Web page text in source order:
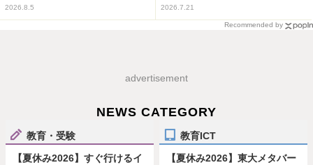
2026.8.5 2026.7.21
Recommended by
advertisement
NEWS CATEGORY
教育・受験
【夏休み2026】すぐ行けるイ
教育ICT
【夏休み2026】東大メタバー